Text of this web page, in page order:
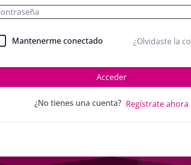
Mantenerme conectado ¿Olvidaste la
Acceder
¿No tienes una cuenta? Regístrate ahora